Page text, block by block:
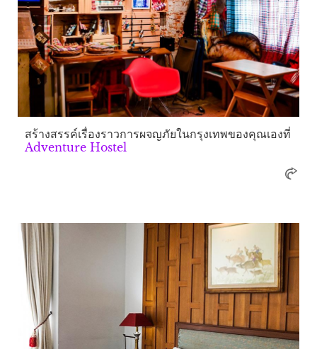
สร้างสรรค์เรื่องราวการผจญภัยในกรุงเทพของคุณเองที่
Adventure Hostel